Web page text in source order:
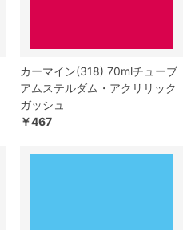
カーマイン(318) 70mlチューブ
アムステルダム・アクリリック
ガッシュ
￥467